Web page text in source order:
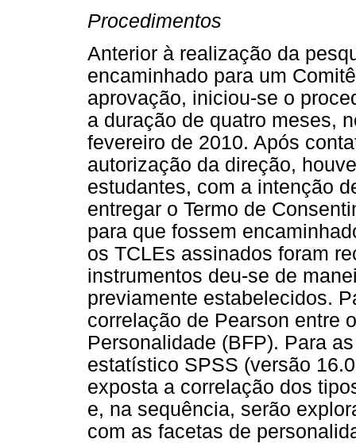
Procedimentos
Anterior à realização da
encaminhado para um
aprovação, iniciou-se o
a duração de quatro meses,
fevereiro de 2010. Após
autorização da direção,
estudantes, com a intenção
entregar o Termo de
para que fossem
os TCLEs assinados foram
instrumentos deu-se de
previamente estabelecidos.
correlação de Pearson entre
Personalidade (BFP). Para
estatístico SPSS (versão
exposta a correlação dos
e, na sequência, serão
com as facetas de